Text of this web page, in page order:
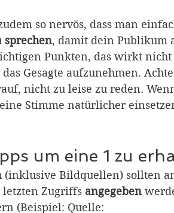
so nervös, dass man
sprechen, damit dein Publikum
Punkten, das wirkt
Gesagte aufzunehmen.
nicht zu leise zu reden.
Stimme natürlicher
um eine 1 zu
(inklusive Bildquellen) sollten
letzten Zugriffs angegeben
(Beispiel: Quelle: